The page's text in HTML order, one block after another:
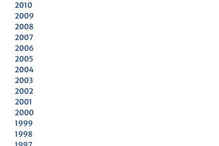
2010
2009
2008
2007
2006
2005
2004
2003
2002
2001
2000
1999
1998